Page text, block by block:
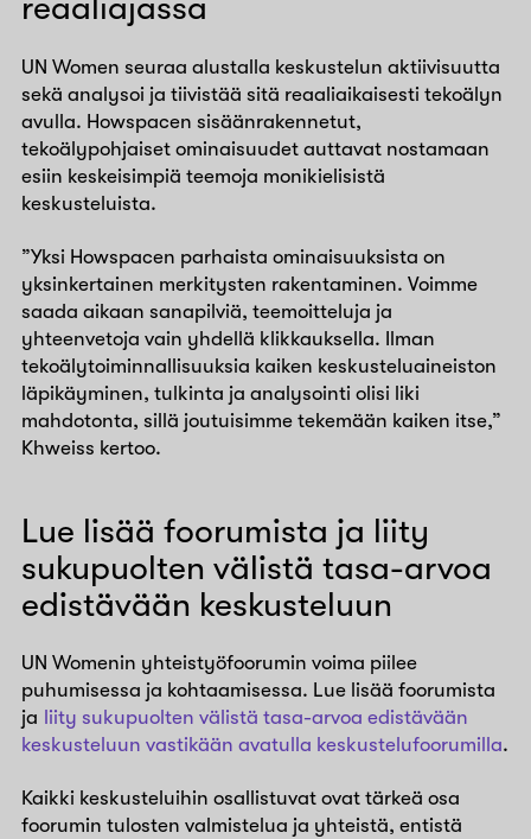
reaaliajassa
UN Women seuraa alustalla keskustelun aktiivisuutta
sekä analysoi ja tiivistää sitä reaaliaikaisesti tekoälyn
avulla. Howspacen sisäänrakennetut,
tekoälypohjaiset ominaisuudet auttavat nostamaan
esiin keskeisimpiä teemoja monikielisistä
keskusteluista.
”Yksi Howspacen parhaista ominaisuuksista on
yksinkertainen merkitysten rakentaminen. Voimme
saada aikaan sanapilviä, teemoitteluja ja
yhteenvetoja vain yhdellä klikkauksella. Ilman
tekoälytoiminnallisuuksia kaiken keskusteluaineiston
läpikäyminen, tulkinta ja analysointi olisi liki
mahdotonta, sillä joutuisimme tekemään kaiken itse,”
Khweiss kertoo.
Lue lisää foorumista ja liity
sukupuolten välistä tasa-arvoa
edistävään keskusteluun
UN Womenin yhteistyöfoorumin voima piilee
puhumisessa ja kohtaamisessa. Lue lisää foorumista
ja liity sukupuolten välistä tasa-arvoa edistävään
keskusteluun vastikään avatulla keskustelufoorumilla.
Kaikki keskusteluihin osallistuvat ovat tärkeä osa
foorumin tulosten valmistelua ja yhteistä, entistä